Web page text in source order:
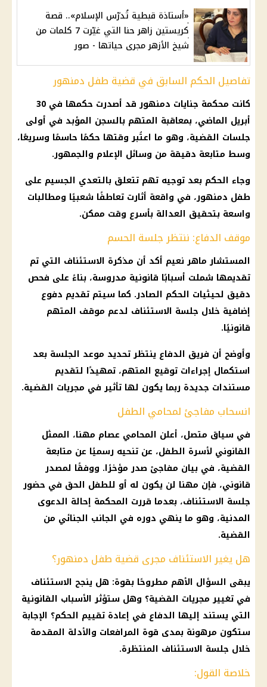
«أستاذة قبطية تُدرّس الإسلام».. قصة
كريستين زاهر حنا التي غيّرت 7 كلمات من
شيخ الأزهر مجرى حياتها - صور
تفاصيل الحكم السابق في قضية طفل دمنهور
كانت محكمة جنايات دمنهور قد أصدرت حكمها في 30
أبريل الماضي، بمعاقبة المتهم بالسجن المؤبد في أولى
جلسات القضية، وهو ما اعتُبر وقتها حكمًا حاسمًا وسريعًا،
وسط متابعة دقيقة من وسائل الإعلام والجمهور.
وجاء الحكم بعد توجيه تهم تتعلق بالتعدي الجسيم على
طفل دمنهور، في واقعة أثارت تعاطفًا شعبيًا ومطالبات
واسعة بتحقيق العدالة بأسرع وقت ممكن.
موقف الدفاع: ننتظر جلسة الحسم
المستشار ماهر نعيم أكد أن مذكرة الاستئناف التي تم
تقديمها شملت أسبابًا قانونية مدروسة، بناءً على فحص
دقيق لحيثيات الحكم الصادر. كما سيتم تقديم دفوع
إضافية خلال جلسة الاستئناف لدعم موقف المتهم
قانونيًا.
وأوضح أن فريق الدفاع ينتظر تحديد موعد الجلسة بعد
استكمال إجراءات توقيع المتهم، تمهيدًا لتقديم
مستندات جديدة ربما يكون لها تأثير في مجريات القضية.
انسحاب مفاجئ لمحامي الطفل
في سياق متصل، أعلن المحامي عصام مهنا، الممثل
القانوني لأسرة الطفل، عن تنحيه رسميًا عن متابعة
القضية، في بيان مفاجئ صدر مؤخرًا. ووفقًا لمصدر
قانوني، فإن مهنا لن يكون له أو للطفل الحق في حضور
جلسة الاستئناف، بعدما قررت المحكمة إحالة الدعوى
المدنية، وهو ما ينهي دوره في الجانب الجنائي من
القضية.
هل يغير الاستئناف مجرى قضية طفل دمنهور؟
يبقى السؤال الأهم مطروحًا بقوة: هل ينجح الاستئناف
في تغيير مجريات القضية؟ وهل ستؤثر الأسباب القانونية
التي يستند إليها الدفاع في إعادة تقييم الحكم؟ الإجابة
ستكون مرهونة بمدى قوة المرافعات والأدلة المقدمة
خلال جلسة الاستئناف المنتظرة.
خلاصة القول: